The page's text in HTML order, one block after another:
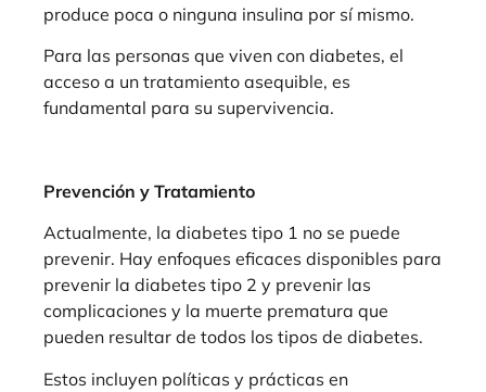
produce poca o ninguna insulina por sí mismo.
Para las personas que viven con diabetes, el
acceso a un tratamiento asequible, es
fundamental para su supervivencia.
Prevención y Tratamiento
Actualmente, la diabetes tipo 1 no se puede
prevenir. Hay enfoques eficaces disponibles para
prevenir la diabetes tipo 2 y prevenir las
complicaciones y la muerte prematura que
pueden resultar de todos los tipos de diabetes.
Estos incluyen políticas y prácticas en